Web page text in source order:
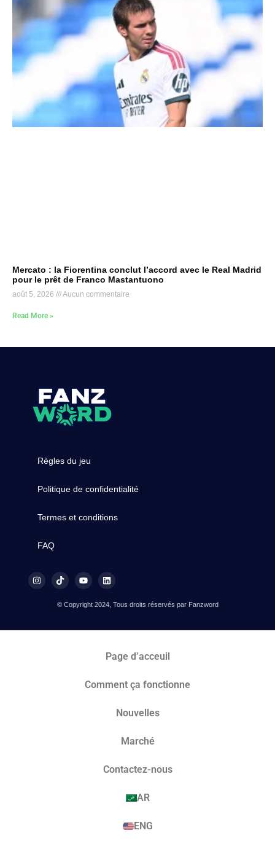
Mercato : la Fiorentina conclut l’accord avec le Real Madrid
pour le prêt de Franco Mastantuono
août 5, 2026 Aucun commentaire
Read More »
Règles du jeu
Politique de confidentialité
Termes et conditions
FAQ
© Copyright 2024, Tous droits réservés par Fanzword
Page d’acceuil
Comment ça fonctionne
Nouvelles
Marché​
Contactez-nous
AR
ENG